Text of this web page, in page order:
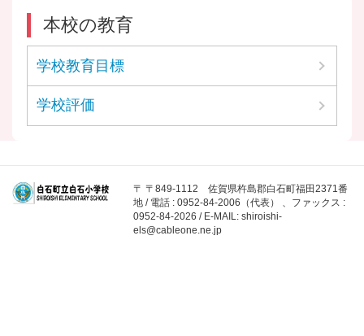
本校の教育
学校教育目標
学校評価
〒 〒849-1112 佐賀県杵島郡白石町福田2371番
地 / 電話 : 0952-84-2006（代表） 、ファックス :
0952-84-2026 / E-MAIL: shiroishi-
els@cableone.ne.jp